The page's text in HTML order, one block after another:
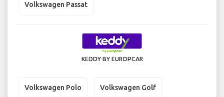
Volkswagen Passat
KEDDY BY EUROPCAR
Volkswagen Polo Volkswagen Golf